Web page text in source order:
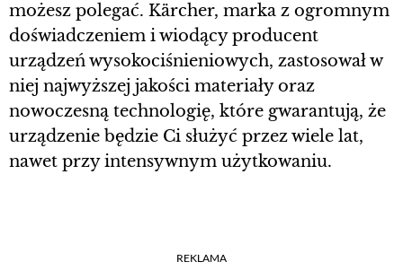
możesz polegać. Kärcher, marka z ogromnym
doświadczeniem i wiodący producent
urządzeń wysokociśnieniowych, zastosował w
niej najwyższej jakości materiały oraz
nowoczesną technologię, które gwarantują, że
urządzenie będzie Ci służyć przez wiele lat,
nawet przy intensywnym użytkowaniu.
REKLAMA